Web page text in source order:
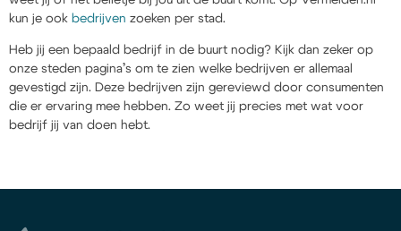
kun je ook bedrijven zoeken per stad.
Heb jij een bepaald bedrijf in de buurt nodig? Kijk dan zeker op
onze steden pagina’s om te zien welke bedrijven er allemaal
gevestigd zijn. Deze bedrijven zijn gereviewd door consumenten
die er ervaring mee hebben. Zo weet jij precies met wat voor
bedrijf jij van doen hebt.